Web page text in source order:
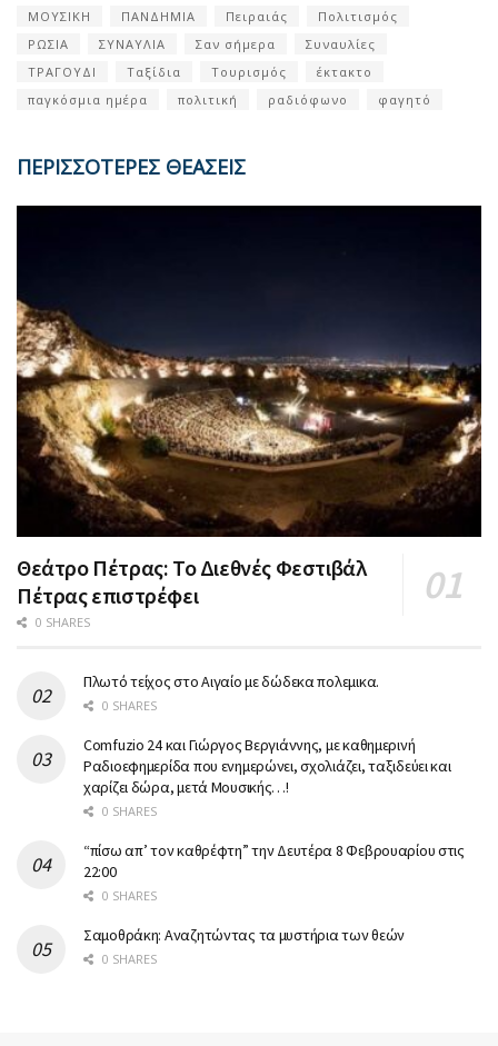
ΜΟΥΣΙΚΗ ΠΑΝΔΗΜΙΑ Πειραιάς
Πολιτισμός
ΡΩΣΙΑ
ΣΥΝΑΥΛΙΑ Σαν σήμερα
Συναυλίες
ΤΡΑΓΟΥΔΙ
Ταξίδια Τουρισμός
έκτακτο
παγκόσμια ημέρα
πολιτική ραδιόφωνο φαγητό
ΠΕΡΙΣΣΟΤΕΡΕΣ ΘΕΑΣΕΙΣ
Θεάτρο Πέτρας: Το Διεθνές Φεστιβάλ
Πέτρας επιστρέφει
0 SHARES
Πλωτό τείχος στο Αιγαίο με δώδεκα πολεμικα.
0 SHARES
Comfuzio 24 και Γιώργος Βεργιάννης, με καθημερινή
Ραδιοεφημερίδα που ενημερώνει, σχολιάζει, ταξιδεύει και
χαρίζει δώρα, μετά Μουσικής…!
0 SHARES
“πίσω απ’ τον καθρέφτη” την Δευτέρα 8 Φεβρουαρίου στις
22:00
0 SHARES
Σαμοθράκη: Αναζητώντας τα μυστήρια των θεών
0 SHARES